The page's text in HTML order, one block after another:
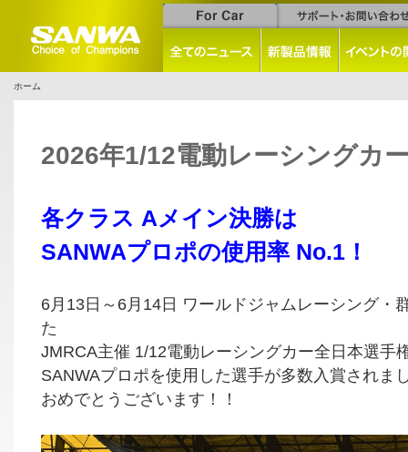
ホーム
2026年1/12電動レーシングカ
各クラス Aメイン決勝は
SANWAプロポの使用率 No.1！
6月13日～6月14日 ワールドジャムレーシング・
た
JMRCA主催 1/12電動レーシングカー全日本選手
SANWAプロポを使用した選手が多数入賞されま
おめでとうございます！！